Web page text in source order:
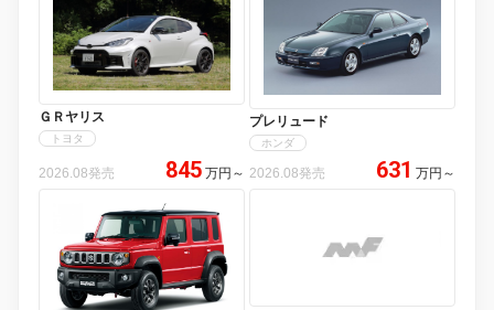
ＧＲヤリス
トヨタ
2026.08発売 845 万円 ～
プレリュード
ホンダ
2026.08発売 631 万円 ～